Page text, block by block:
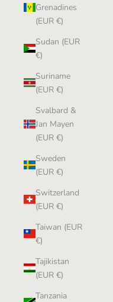
Grenadines
(EUR €)
Sudan (EUR
€)
Suriname
(EUR €)
Svalbard &
Jan Mayen
(EUR €)
Sweden
(EUR €)
Switzerland
(EUR €)
Taiwan (EUR
€)
Tajikistan
(EUR €)
Tanzania